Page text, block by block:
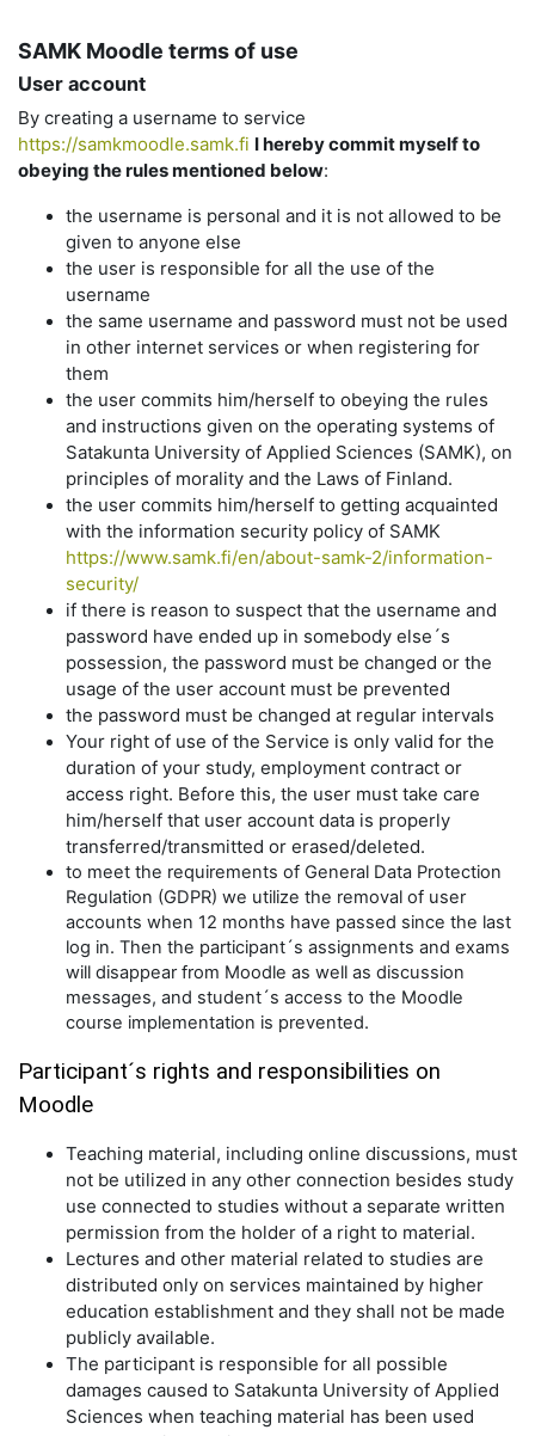
SAMK Moodle terms of use
User account
By creating a username to service
https://samkmoodle.samk.fi I hereby commit myself to
obeying the rules mentioned below:
the username is personal and it is not allowed to be
given to anyone else
the user is responsible for all the use of the
username
the same username and password must not be used
in other internet services or when registering for
them
the user commits him/herself to obeying the rules
and instructions given on the operating systems of
Satakunta University of Applied Sciences (SAMK), on
principles of morality and the Laws of Finland.
the user commits him/herself to getting acquainted
with the information security policy of SAMK
https://www.samk.fi/en/about-samk-2/information-
security/
if there is reason to suspect that the username and
password have ended up in somebody else´s
possession, the password must be changed or the
usage of the user account must be prevented
the password must be changed at regular intervals
Your right of use of the Service is only valid for the
duration of your study, employment contract or
access right. Before this, the user must take care
him/herself that user account data is properly
transferred/transmitted or erased/deleted.
to meet the requirements of General Data Protection
Regulation (GDPR) we utilize the removal of user
accounts when 12 months have passed since the last
log in. Then the participant´s assignments and exams
will disappear from Moodle as well as discussion
messages, and student´s access to the Moodle
course implementation is prevented.
Participant´s rights and responsibilities on
Moodle
Teaching material, including online discussions, must
not be utilized in any other connection besides study
use connected to studies without a separate written
permission from the holder of a right to material.
Lectures and other material related to studies are
distributed only on services maintained by higher
education establishment and they shall not be made
publicly available.
The participant is responsible for all possible
damages caused to Satakunta University of Applied
Sciences when teaching material has been used